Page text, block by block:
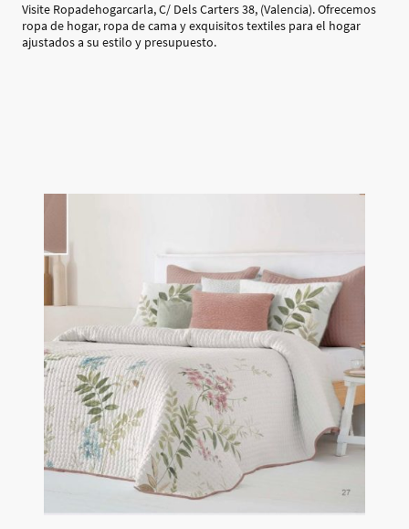
Visite Ropadehogarcarla, C/ Dels Carters 38, (Valencia). Ofrecemos
ropa de hogar, ropa de cama y exquisitos textiles para el hogar
ajustados a su estilo y presupuesto.